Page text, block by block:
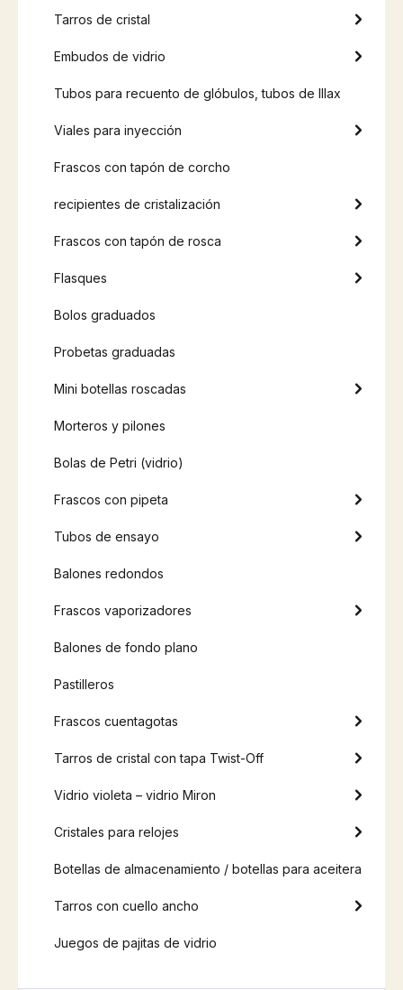
Tarros de cristal
Embudos de vidrio
Tubos para recuento de glóbulos, tubos de Illax
Viales para inyección
Frascos con tapón de corcho
recipientes de cristalización
Frascos con tapón de rosca
Flasques
Bolos graduados
Probetas graduadas
Mini botellas roscadas
Morteros y pilones
Bolas de Petri (vidrio)
Frascos con pipeta
Tubos de ensayo
Balones redondos
Frascos vaporizadores
Balones de fondo plano
Pastilleros
Frascos cuentagotas
Tarros de cristal con tapa Twist-Off
Vidrio violeta – vidrio Miron
Cristales para relojes
Botellas de almacenamiento / botellas para aceitera
Tarros con cuello ancho
Juegos de pajitas de vidrio